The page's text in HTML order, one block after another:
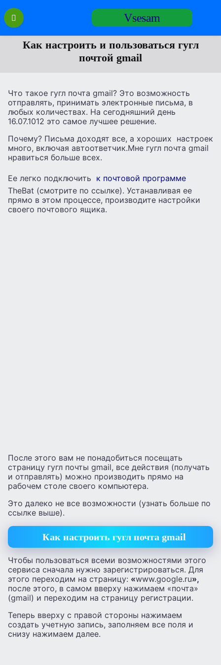
Перейти
содержанию
Vsesam
Как настроить и пользоваться гугл
почтой gmail
Что такое гугл почта gmail? Это возможность
отправлять, принимать электронные письма, в
любых количествах. На сегодняшний день
16.07.1012 это самое лучшее решение.
Почему? Письма доходят все, а хороших настроек
много, включая автоответчик.Мне гугл почта gmail
нравиться больше всех.
Ее легко подключить к почтовой программе
TheBat (смотрите по ссылке). Устанавливая ее
прямо в этом процессе, производите настройки
своего почтового ящика.
После этого вам не понадобиться посещать
страницу гугл почты gmail, все действия (получать
и отправлять) можно производить прямо на
рабочем столе своего компьютера.
Это далеко не все возможности (узнать больше по
ссылке выше).
Как настроить гугл почта gmail
Чтобы пользоваться всеми возможностями этого
сервиса сначала нужно зарегистрироваться. Для
этого переходим на страницу: «www.google.ru»,
после этого, в самом вверху нажимаем «почта»
(gmail) и переходим на страницу регистрации.
Теперь вверху с правой стороны нажимаем
создать учетную запись, заполняем все поля и
снизу нажимаем далее.